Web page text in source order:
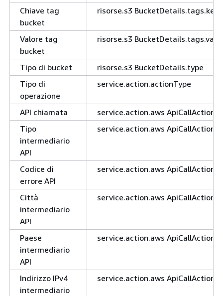
Chiave tag
bucket
risorse.s3 BucketDetails.tags.key
Valore tag
bucket
risorse.s3
Tipo di bucket
risorse.s3 BucketDetails.type
Tipo di
operazione
service.action.actionType
API chiamata
service.action.aws
Tipo
intermediario
API
service.action.aws
Codice di
errore API
service.action.aws
Città
intermediario
API
service.action.aws
Paese
intermediario
API
service.action.aws
Indirizzo IPv4
intermediario
service.action.aws